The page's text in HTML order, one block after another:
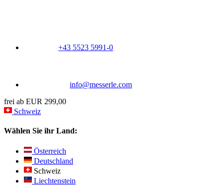
+43 5523 5991-0
info@messerle.com
frei ab EUR 299,00
Schweiz
Wählen Sie ihr Land:
Österreich
Deutschland
Schweiz
Liechtenstein